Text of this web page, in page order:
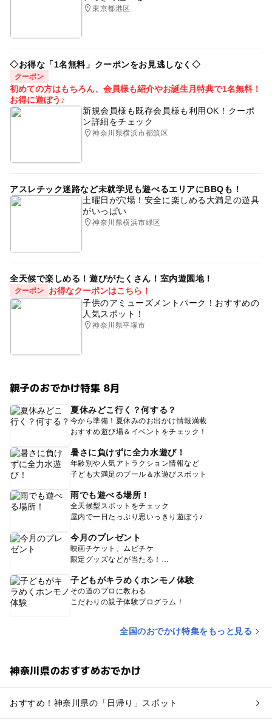
東京都港区
◇お得な「1名無料」クーポンをお見逃しなく◇
クーポン
初めての方はもちろん、会員様も紹介やお誕生月特典で1名無料！
お得に遊ぼう♪
新規会員様も既存会員様も利用OK！クーポ
ン詳細をチェック
神奈川県横浜市都筑区
アスレチック迷路など未就学児も遊べるエリアにBBQも！
土曜日が穴場！安全に楽しめる大満足の遊具
がいっぱい
神奈川県横浜市緑区
全天候で楽しめる！遊びがたくさん！室内遊園地！
クーポン
お得なクーポンはこちら！
子供のアミューズメントパーク！おすすめの
人気スポット！
神奈川県平塚市
親子のおでかけ特集 8月
夏休みどこ行く？何する？
今から準備！夏休みのお出かけ情報満載
おすすめ遊び場＆イベントをチェック！
暑さに負けずに全力水遊び！
年齢別や人気アトラクション情報など
子ども大満足のプール＆水遊びスポット
雨でも遊べる場所！
全天候型スポットをチェック
屋内で一日たっぷり思いっきり遊ぼう♪
今月のプレゼント
映画チケット、ムビチケ
限定グッズなどが当たる！
子どもがキラめくホンモノ体験
その道のプロに教わる
こだわりの親子体験プログラム！
全国のおでかけ特集をもっと見る
神奈川県のおすすめおでかけ
おすすめ！神奈川県の「日帰り」スポット